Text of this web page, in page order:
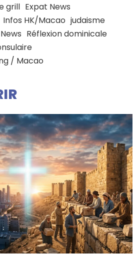
grill Expat News
Infos HK/Macao judaisme
News Réflexion dominicale
/ Macao